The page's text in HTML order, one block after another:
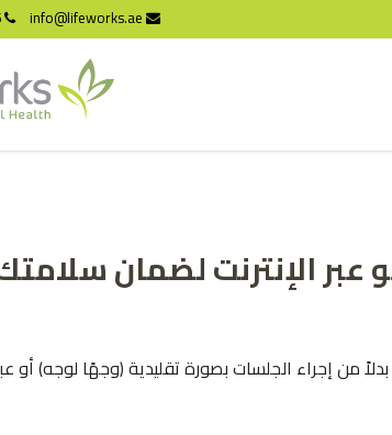
عبر الإنترنت لضمان
من إجراء الجلسات بصورة تقليدية (وجهًا لوجه) أو